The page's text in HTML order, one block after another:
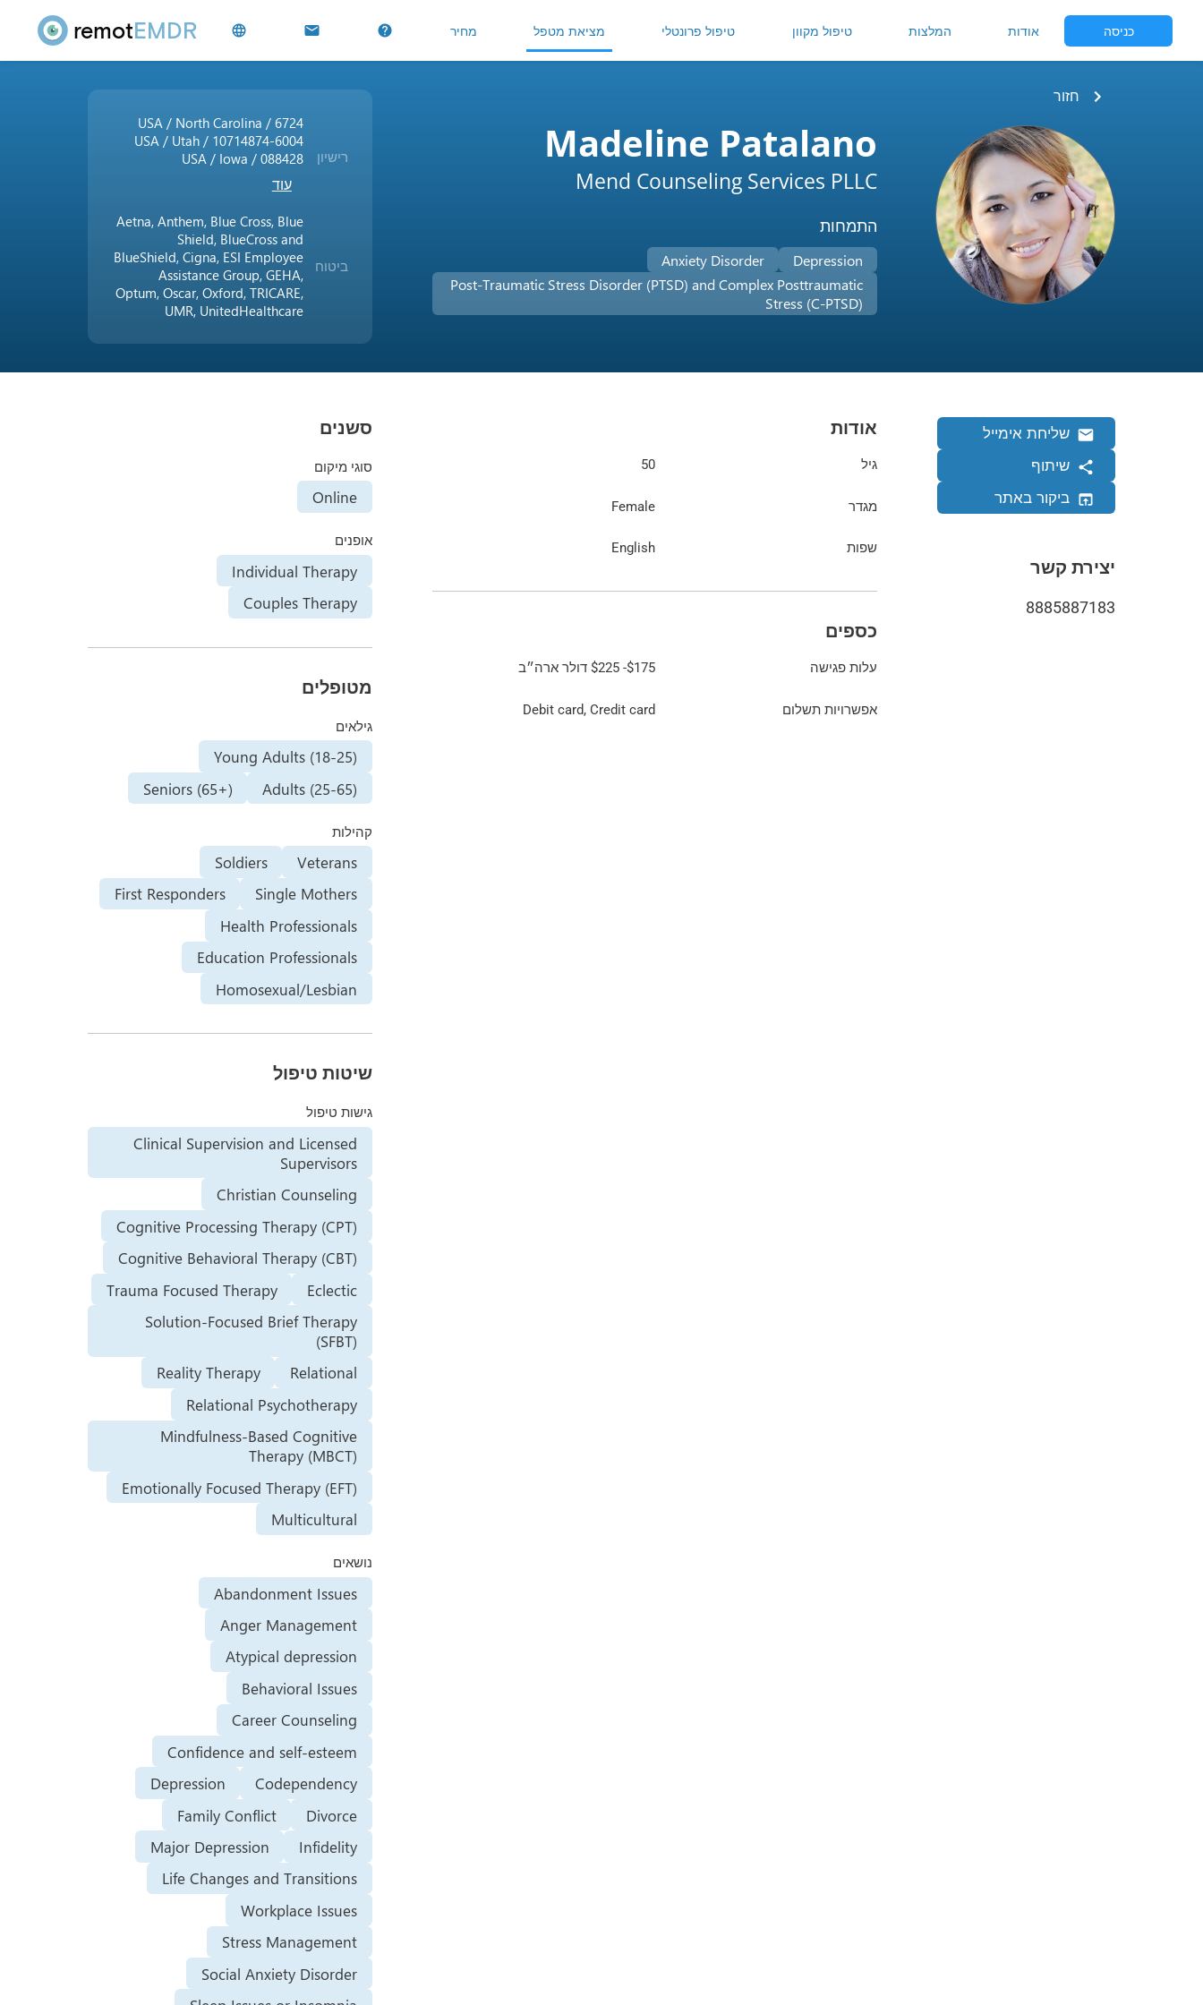
remotEMDR אודות המלצות טיפול מקוון טיפול פרונטלי מציאת מטפל מחיר כניסה
חזור
Madeline Patalano
Mend Counseling Services PLLC
התמחות
Depression
Anxiety Disorder
Post-Traumatic Stress Disorder (PTSD) and Complex Posttraumatic
Stress (C-PTSD)
רישיון
USA / North Carolina / 6724
USA / Utah / 10714874-6004
USA / Iowa / 088428
עוד
ביטוח
Aetna, Anthem, Blue Cross, Blue
Shield, BlueCross and
BlueShield, Cigna, ESI Employee
Assistance Group, GEHA,
Optum, Oscar, Oxford, TRICARE,
UMR, UnitedHealthcare
שליחת אימייל
שיתוף
ביקור באתר
יצירת קשר
8885887183
אודות
גיל 50
מגדר Female
שפות English
כספים
עלות פגישה $175
-
$225 דולר ארה״ב
אפשרויות תשלום Debit card, Credit card
סשנים
סוגי מיקום
Online
אופנים
Individual Therapy
Couples Therapy
מטופלים
גילאים
Young Adults (18-25)
Adults (25-65)
Seniors (65+)
קהילות
Veterans
Soldiers
Single Mothers
First Responders
Health Professionals
Education Professionals
Homosexual/Lesbian
שיטות טיפול
גישות טיפול
Clinical Supervision and Licensed
Supervisors
Christian Counseling
Cognitive Processing Therapy (CPT)
Cognitive Behavioral Therapy (CBT)
Eclectic
Trauma Focused Therapy
Solution-Focused Brief Therapy
(SFBT)
Relational
Reality Therapy
Relational Psychotherapy
Mindfulness-Based Cognitive
Therapy (MBCT)
Emotionally Focused Therapy (EFT)
Multicultural
נושאים
Abandonment Issues
Anger Management
Atypical depression
Behavioral Issues
Career Counseling
Confidence and self-esteem
Codependency
Depression
Divorce
Family Conflict
Infidelity
Major Depression
Life Changes and Transitions
Workplace Issues
Stress Management
Social Anxiety Disorder